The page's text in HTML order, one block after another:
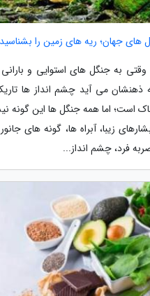
های جهان؛ ریه های زمین را
وقتی به جنگل های استوایی و
ذهنشان می آید چشم انداز ها
است؛ اما همه جنگل ها این گونه
زیبا، آبراه ها، گونه های
فرد، چشم انداز...